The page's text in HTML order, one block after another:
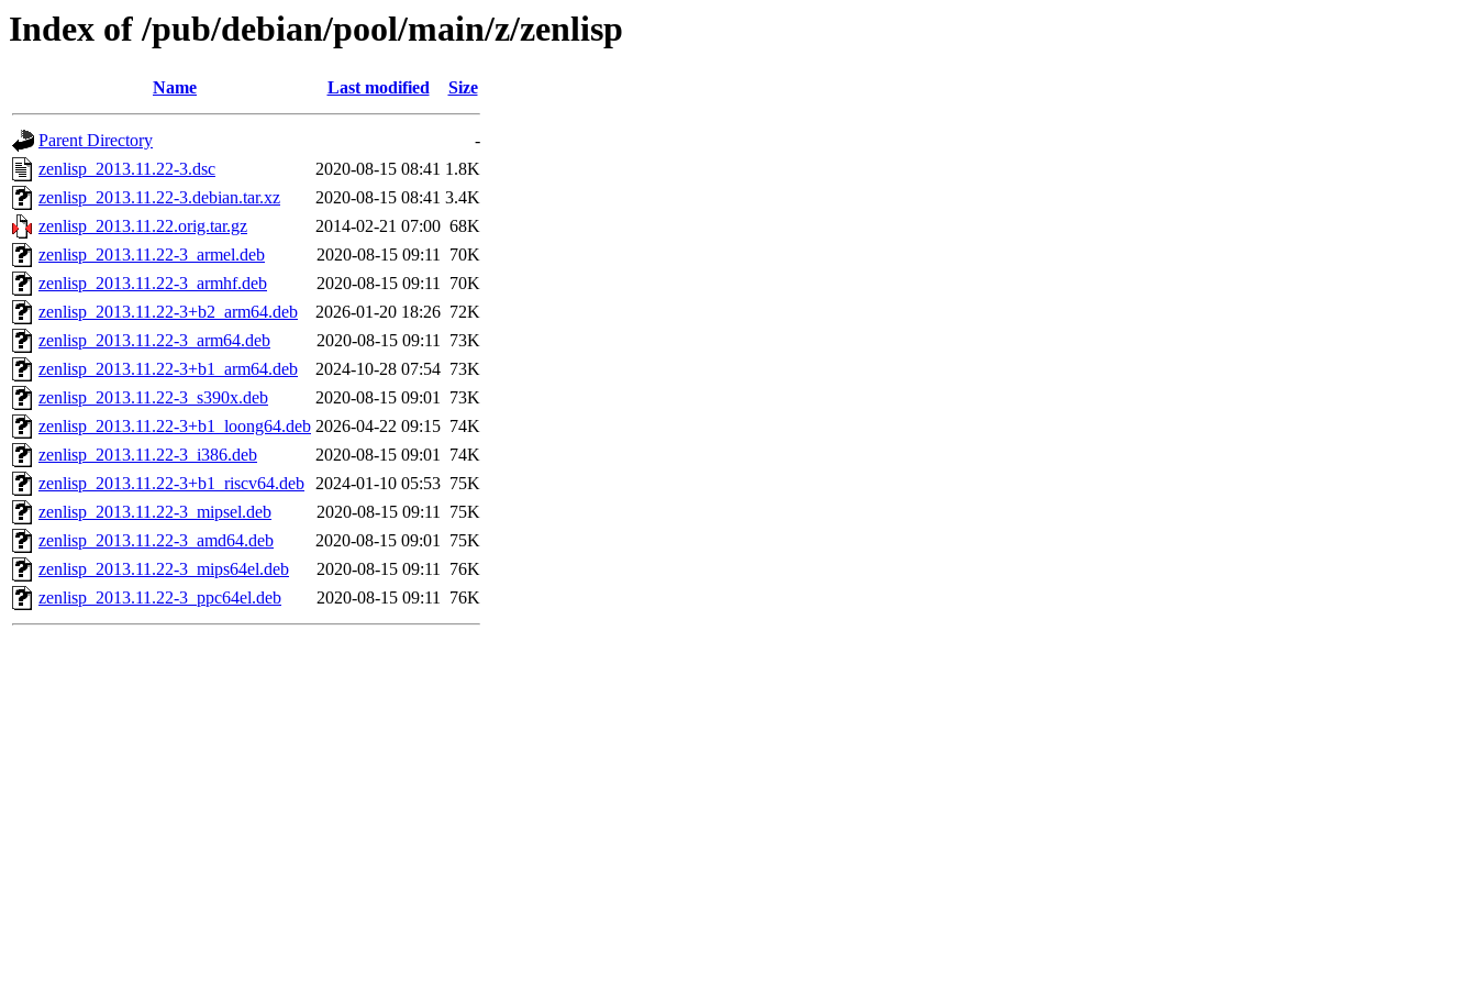
Index of /pub/debian/pool/main/z/zenlisp
Name Last modified Size
Parent Directory
-
zenlisp_2013.11.22-3.dsc
2020-08-15 08:41 1.8K
zenlisp_2013.11.22-3.debian.tar.xz
2020-08-15 08:41 3.4K
zenlisp_2013.11.22.orig.tar.gz
2014-02-21 07:00 68K
zenlisp_2013.11.22-3_armel.deb
2020-08-15 09:11 70K
zenlisp_2013.11.22-3_armhf.deb
2020-08-15 09:11 70K
zenlisp_2013.11.22-3+b2_arm64.deb
2026-01-20 18:26 72K
zenlisp_2013.11.22-3_arm64.deb
2020-08-15 09:11 73K
zenlisp_2013.11.22-3+b1_arm64.deb
2024-10-28 07:54 73K
zenlisp_2013.11.22-3_s390x.deb
2020-08-15 09:01 73K
zenlisp_2013.11.22-3+b1_loong64.deb 2026-04-22 09:15 74K
zenlisp_2013.11.22-3_i386.deb
2020-08-15 09:01 74K
zenlisp_2013.11.22-3+b1_riscv64.deb 2024-01-10 05:53 75K
zenlisp_2013.11.22-3_mipsel.deb
2020-08-15 09:11 75K
zenlisp_2013.11.22-3_amd64.deb
2020-08-15 09:01 75K
zenlisp_2013.11.22-3_mips64el.deb
2020-08-15 09:11 76K
zenlisp_2013.11.22-3_ppc64el.deb
2020-08-15 09:11 76K